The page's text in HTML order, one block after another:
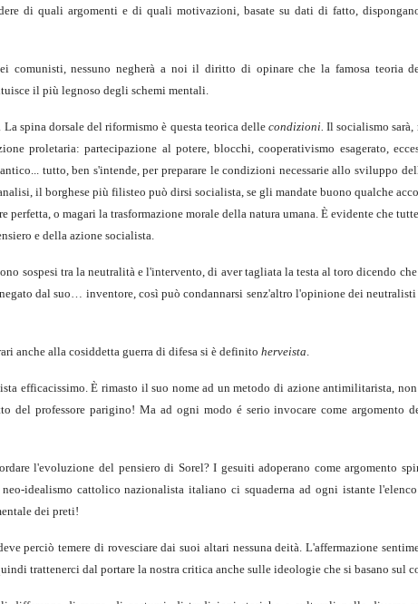
di quali argomenti e di quali motivazioni, basate su dati di fatto,
comunisti, nessuno negherà a noi il diritto di opinare che la famosa teoria
il più legnoso degli schemi mentali.
spina dorsale del riformismo è questa teorica delle condizioni. Il socialismo
proletaria: partecipazione al potere, blocchi, cooperativismo esagerato,
tutto, ben s'intende, per preparare le condizioni necessarie allo sviluppo
il borghese più filisteo può dirsi socialista, se gli mandate buono qualche
o magari la trasformazione morale della natura umana. È evidente che
e della azione socialista.
sospesi tra la neutralità e l'intervento, di aver tagliata la testa al toro dicendo
dal suo… inventore, così può condannarsi senz'altro l'opinione dei neutralisti
anche alla cosiddetta guerra di difesa si è definito herveista
efficacissimo. È rimasto il suo nome ad un metodo di azione antimilitarista,
del professore parigino! Ma ad ogni modo é serio invocare come argomento
l'evoluzione del pensiero di Sorel? I gesuiti adoperano come argomento
idealismo cattolico nazionalista italiano ci squaderna ad ogni istante
dei preti!
perciò temere di rovesciare dai suoi altari nessuna deità. L'affermazione
trattenerci dal portare la nostra critica anche sulle ideologie che si basano sul